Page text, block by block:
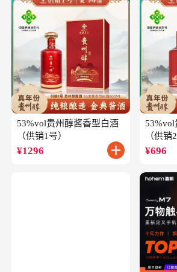
53%vol贵州醇酱香型白酒
（供销1号）
¥1296
53%vol
（供销
¥696